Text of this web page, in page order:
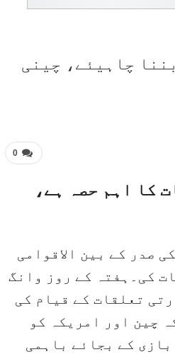
چاہیئے، چینی
0
کا اہم حصہ ہے،
صدر کے بین الاقوامی
کی۔ہفتہ کے روز وانگ
تعلقات کے قیام کی
ہے کہ چین اور امریکہ کو
کے بجائے باہمی